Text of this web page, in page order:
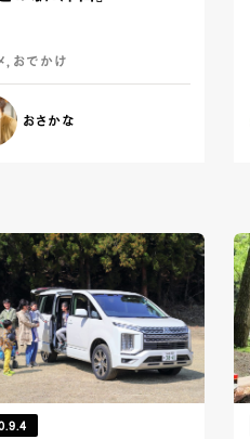
, おでかけ
おさかな